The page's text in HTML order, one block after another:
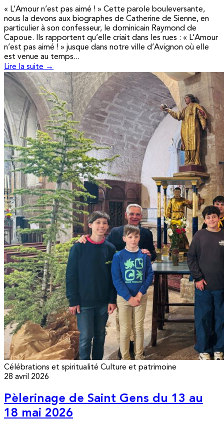
« L’Amour n’est pas aimé ! » Cette parole bouleversante,
nous la devons aux biographes de Catherine de Sienne, en
particulier à son confesseur, le dominicain Raymond de
Capoue. Ils rapportent qu’elle criait dans les rues : « L’Amour
n’est pas aimé ! » jusque dans notre ville d’Avignon où elle
est venue au temps...
Lire la suite →
Célébrations et spiritualité Culture et patrimoine
28 avril 2026
Pèlerinage de Saint Gens du 13 au
18 mai 2026